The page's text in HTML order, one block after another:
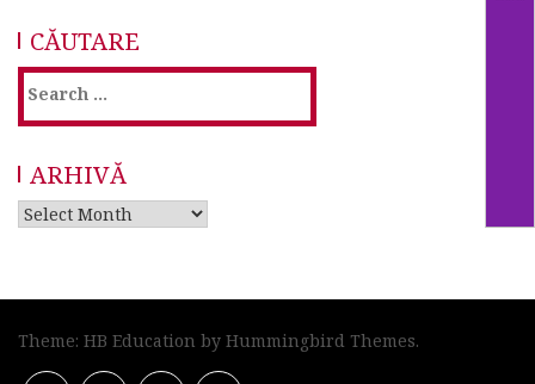
CĂUTARE
Search
for:
ARHIVĂ
Arhivă
Theme: HB Education by Hummingbird Themes.